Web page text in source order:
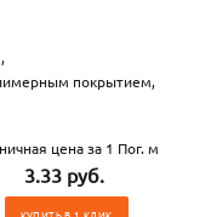
покрытием,
цена за 1 Пог. м
3.33 руб.